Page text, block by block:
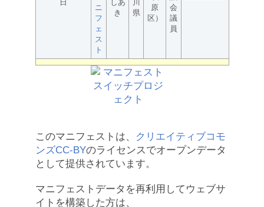
日
ニ
フ
ェ
ス
ト
しあ
き
川
県
原
区）
会
議
員
このマニフェストは、
クリエイティブコモ
ンズCC-BYのライセンスでオープンデータ
として提供されています。
マニフェストデータを再利用してウェブサ
イトを構築した方は、